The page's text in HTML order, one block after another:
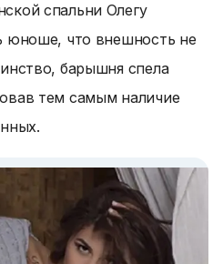
спальни Олегу
юноше, что внешность не
барышня спела
тем самым наличие